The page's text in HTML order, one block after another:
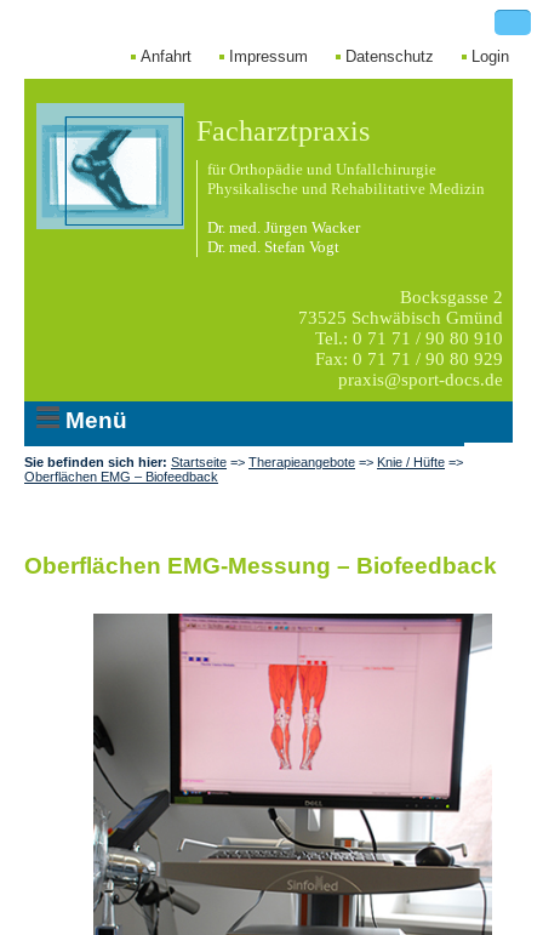
Anfahrt Impressum Datenschutz Login
Facharztpraxis
für Orthopädie und Unfallchirurgie
Physikalische und Rehabilitative Medizin
Dr. med. Jürgen Wacker
Dr. med. Stefan Vogt
Bocksgasse 2
73525 Schwäbisch Gmünd
Tel.: 0 71 71 / 90 80 910
Fax: 0 71 71 / 90 80 929
praxis@sport-docs.de
Menü
Sie befinden sich hier: Startseite => Therapieangebote => Knie / Hüfte =>
Oberflächen EMG – Biofeedback
Oberflächen EMG-Messung – Biofeedback